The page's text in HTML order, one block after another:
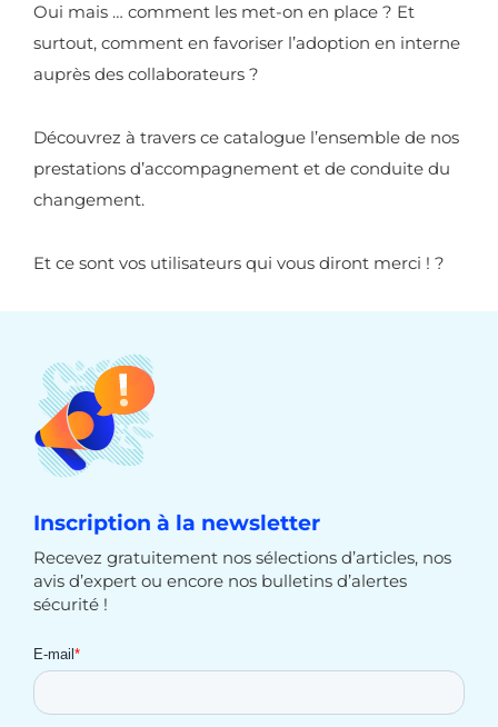
Oui mais … comment les met-on en place ? Et
surtout, comment en favoriser l’adoption en interne
auprès des collaborateurs ?
Découvrez à travers ce catalogue l’ensemble de nos
prestations d’accompagnement et de conduite du
changement.
Et ce sont vos utilisateurs qui vous diront merci ! ?
Inscription à la newsletter
Recevez gratuitement nos sélections d’articles, nos
avis d’expert ou encore nos bulletins d’alertes
sécurité !